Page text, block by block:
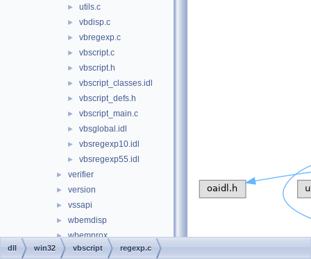
► utils.c
► vbdisp.c
► vbregexp.c
► vbscript.c
► vbscript.h
► vbscript_classes.idl
► vbscript_defs.h
► vbscript_main.c
► vbsglobal.idl
► vbsregexp10.idl
► vbsregexp55.idl
► verifier
► version
► vssapi
► wbemdisp
► wbemprox
► wdmaud.drv
dll win32 vbscript regexp.c